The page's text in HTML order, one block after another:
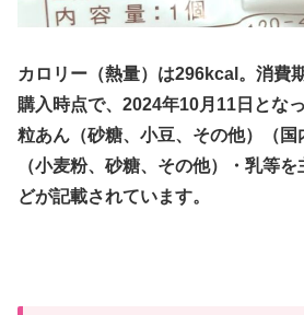
カロリー（熱量）は296kcal。消費
購入時点で、2024年10月11日とな
粒あん（砂糖、小豆、その他）（
（小麦粉、砂糖、その他）・乳等
どが記載されています。